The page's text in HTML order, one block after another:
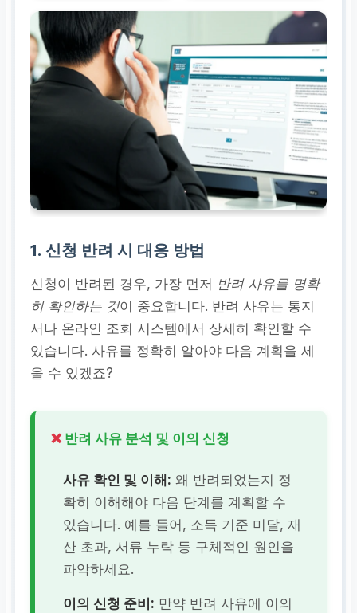
1. 신청 반려 시 대응 방법
신청이 반려된 경우, 가장 먼저 반려 사유를 명확
히 확인하는 것이 중요합니다. 반려 사유는 통지
서나 온라인 조회 시스템에서 상세히 확인할 수
있습니다. 사유를 정확히 알아야 다음 계획을 세
울 수 있겠죠?
❌ 반려 사유 분석 및 이의 신청
사유 확인 및 이해: 왜 반려되었는지 정
확히 이해해야 다음 단계를 계획할 수
있습니다. 예를 들어, 소득 기준 미달, 재
산 초과, 서류 누락 등 구체적인 원인을
파악하세요.
이의 신청 준비: 만약 반려 사유에 이의